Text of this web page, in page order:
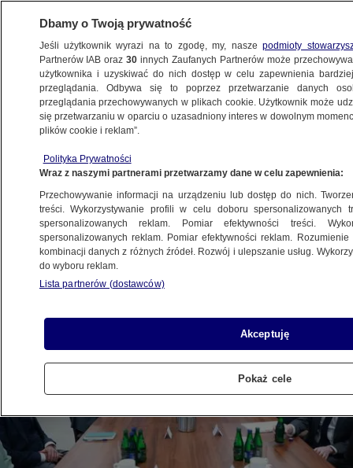
POLSKA
jest liderem
18.12.2025, 10:29Aktualizacja: 18.12.2025, 16:55
Posłuchaj artykułu
Czyta lektor AI
Dbamy o Twoją prywatność
Jeśli użytkownik wyrazi na to zgodę, my, naszepodmioty
Partnerów IAB oraz30 innych Zaufanych Partnerów może
użytkownika i uzyskiwać do nich dostęp w celu zapewnienia
przeglądania. Odbywa się to poprzez przetwarzanie danych
przeglądania przechowywanych w plikach cookie. Użytkownik może
się przetwarzaniu w oparciu o uzasadniony interes w dowolnym
plików cookie i reklam”.
Polityka Prywatności
Wraz z naszymi partnerami przetwarzamy dane w celu zapewnienia:
Przechowywanie informacji na urządzeniu lub dostęp do nich.
treści. Wykorzystywanie profili w celu doboru spersonalizowanych
spersonalizowanych reklam. Pomiar efektywności treści.
spersonalizowanych reklam. Pomiar efektywności reklam.
kombinacji danych z różnych źródeł. Rozwój i ulepszanie usług.
do wyboru reklam.
Lista partnerów (dostawców)
Akceptuję
Pokaż cele